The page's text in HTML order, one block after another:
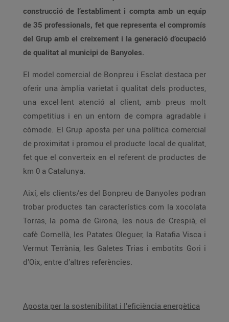
construcció de l’establiment i compta amb un equip
de 35 professionals, fet que representa el compromís
del Grup amb el creixement i la generació d’ocupació
de qualitat al municipi de Banyoles.
El model comercial de Bonpreu i Esclat destaca per
oferir una àmplia varietat i qualitat dels productes,
una excel·lent atenció al client, amb preus molt
competitius i en un entorn de compra agradable i
còmode. El Grup aposta per una política comercial
de proximitat i promou el producte local de qualitat,
fet que el converteix en el referent de productes de
km 0 a Catalunya.
Així, els clients/es del Bonpreu de Banyoles podran
trobar productes tan característics com la xocolata
Torras, la poma de Girona, les nous de Crespià, el
cafè Cornellà, les Patates Oleguer, la Ratafia Visca i
Vermut Terrània, les Galetes Trias i embotits Gori i
d’Oix, entre d’altres referències.
Aposta per la sostenibilitat i l’eficiència energètica